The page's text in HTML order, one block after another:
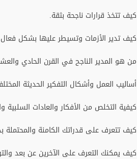
كيف تتخذ قرارات ناجحة بثقة.
كيف تدير الأزمات وتسيطر عليها بشكل
من هو المدير الناجح في القرن الحادي
أساليب العمل وأشكال التفكير الحديثة
كيفية التخلص من الأفكار والعادات السلبية
كيف تتعرف على قدراتك الكامنة
كيف يمكنك التعرف على الآخرين عن بعد